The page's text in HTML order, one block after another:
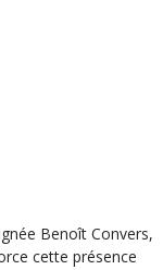
Benoît Convers,
cette présence